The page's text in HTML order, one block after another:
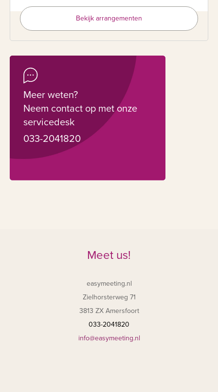
Bekijk arrangementen
Meer weten?
Neem contact op met onze
servicedesk
033-2041820
Meet us!
easymeeting.nl
Zielhorsterweg 71
3813 ZX Amersfoort
033-2041820
info@easymeeting.nl